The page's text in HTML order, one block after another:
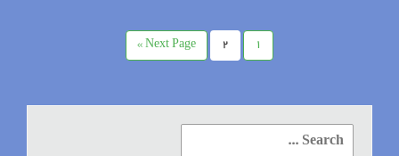
1
2
Next Page »
Search